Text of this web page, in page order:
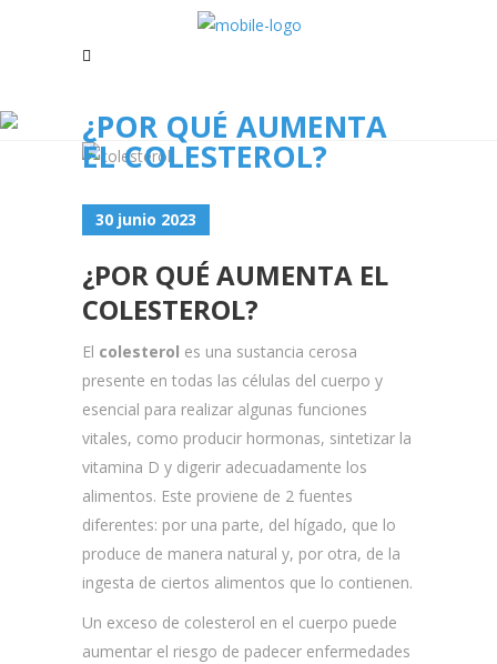
¿POR QUÉ AUMENTA
EL COLESTEROL?
30 junio 2023
¿POR QUÉ AUMENTA EL
COLESTEROL?
El colesterol es una sustancia cerosa
presente en todas las células del cuerpo y
esencial para realizar algunas funciones
vitales, como producir hormonas, sintetizar la
vitamina D y digerir adecuadamente los
alimentos. Este proviene de 2 fuentes
diferentes: por una parte, del hígado, que lo
produce de manera natural y, por otra, de la
ingesta de ciertos alimentos que lo contienen.
Un exceso de colesterol en el cuerpo puede
aumentar el riesgo de padecer enfermedades